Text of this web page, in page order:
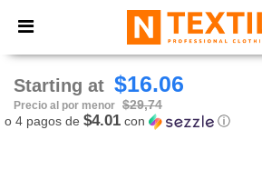
× App de Ntextil
¡Mejores precios en app!
Starting at $16.06
Precio al por menor $29,74
o 4 pagos de $4.01 con ⓘ